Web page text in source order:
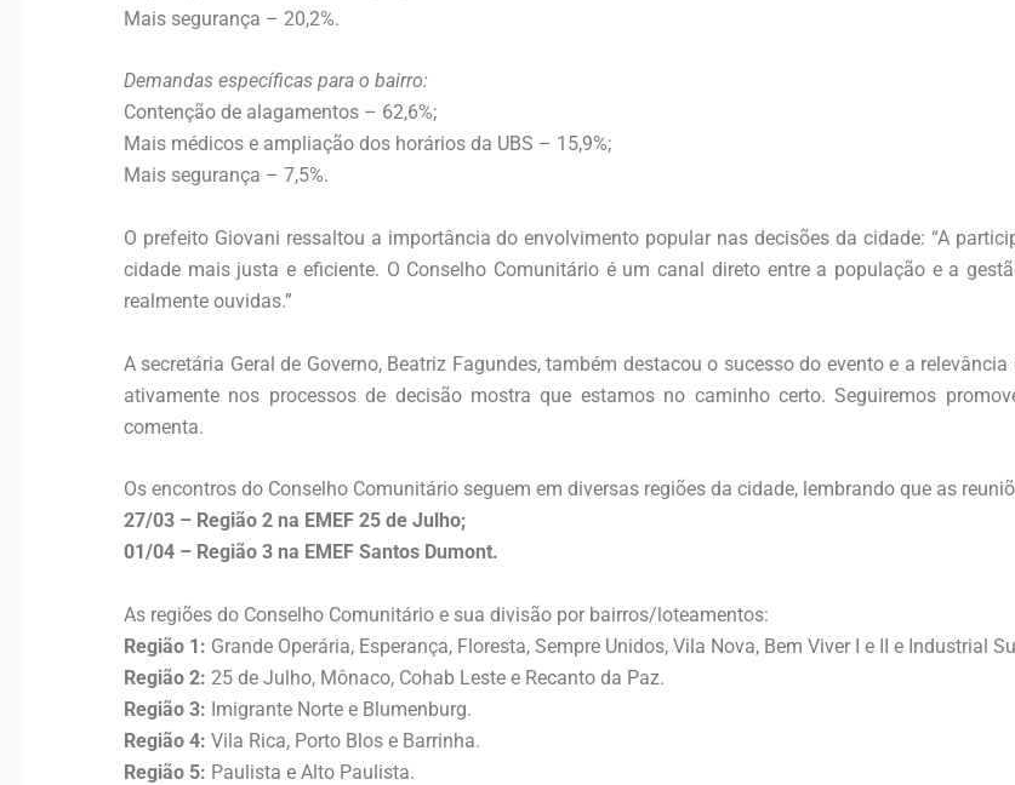
Mais segurança – 20,2%.
Demandas específicas para o bairro:
Contenção de alagamentos – 62,6%;
Mais médicos e ampliação dos horários da UBS – 15,9%;
Mais segurança – 7,5%.
O prefeito Giovani ressaltou a importância do envolvimento popular nas decisões da cidade: “A
cidade mais justa e eficiente. O Conselho Comunitário é um canal direto entre a população e a
realmente ouvidas.”
A secretária Geral de Governo, Beatriz Fagundes, também destacou o sucesso do evento e a
ativamente nos processos de decisão mostra que estamos no caminho certo. Seguiremos
comenta.
Os encontros do Conselho Comunitário seguem em diversas regiões da cidade, lembrando que as
27/03 – Região 2 na EMEF 25 de Julho;
01/04 – Região 3 na EMEF Santos Dumont.
As regiões do Conselho Comunitário e sua divisão por bairros/loteamentos:
Região 1: Grande Operária, Esperança, Floresta, Sempre Unidos, Vila Nova, Bem Viver I e II e Industrial
Região 2: 25 de Julho, Mônaco, Cohab Leste e Recanto da Paz.
Região 3: Imigrante Norte e Blumenburg.
Região 4: Vila Rica, Porto Blos e Barrinha.
Região 5: Paulista e Alto Paulista.